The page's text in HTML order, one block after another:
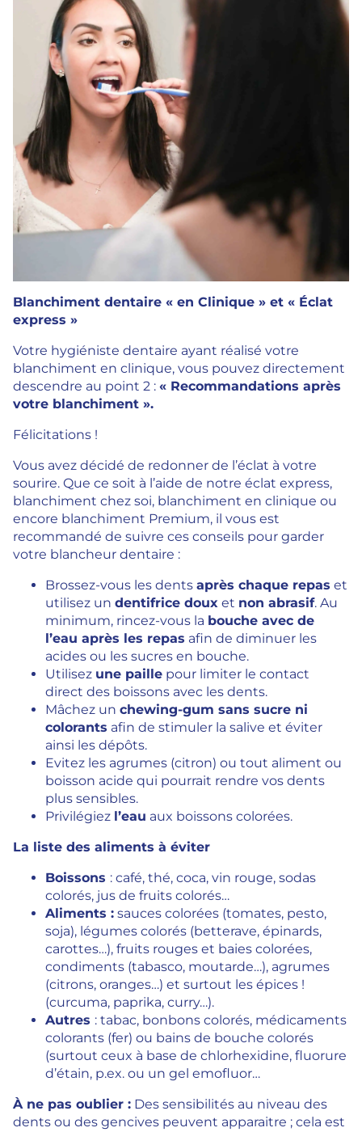
Blanchiment dentaire « en Clinique » et « Éclat
express »
Votre hygiéniste dentaire ayant réalisé votre
blanchiment en clinique, vous pouvez directement
descendre au point 2 : « Recommandations après
votre blanchiment ».
Félicitations !
Vous avez décidé de redonner de l’éclat à votre
sourire. Que ce soit à l’aide de notre éclat express,
blanchiment chez soi, blanchiment en clinique ou
encore blanchiment Premium, il vous est
recommandé de suivre ces conseils pour garder
votre blancheur dentaire :
Brossez-vous les dents après chaque repas et
utilisez un dentifrice doux et non abrasif. Au
minimum, rincez-vous la bouche avec de
l’eau après les repas afin de diminuer les
acides ou les sucres en bouche.
Utilisez une paille pour limiter le contact
direct des boissons avec les dents.
Mâchez un chewing-gum sans sucre ni
colorants afin de stimuler la salive et éviter
ainsi les dépôts.
Evitez les agrumes (citron) ou tout aliment ou
boisson acide qui pourrait rendre vos dents
plus sensibles.
Privilégiez l’eau aux boissons colorées.
La liste des aliments à éviter
Boissons : café, thé, coca, vin rouge, sodas
colorés, jus de fruits colorés…
Aliments : sauces colorées (tomates, pesto,
soja), légumes colorés (betterave, épinards,
carottes…), fruits rouges et baies colorées,
condiments (tabasco, moutarde…), agrumes
(citrons, oranges…) et surtout les épices !
(curcuma, paprika, curry…).
Autres : tabac, bonbons colorés, médicaments
colorants (fer) ou bains de bouche colorés
(surtout ceux à base de chlorhexidine, fluorure
d’étain, p.ex. ou un gel emofluor…
À ne pas oublier : Des sensibilités au niveau des
dents ou des gencives peuvent apparaitre ; cela est